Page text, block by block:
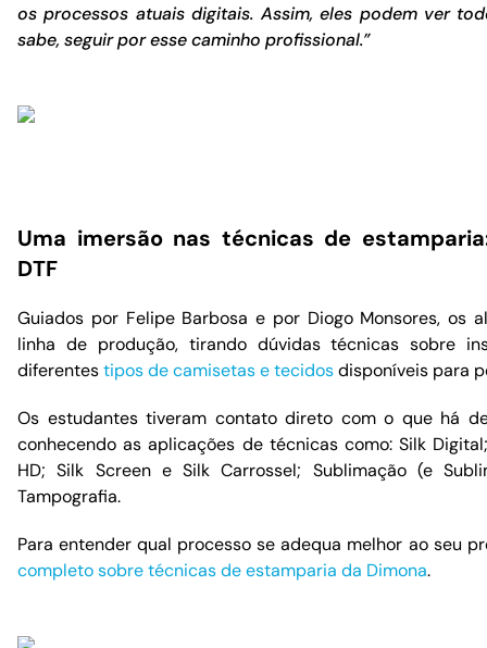
os processos atuais digitais. Assim, eles podem ver
sabe, seguir por esse caminho profissional.”
Uma imersão nas técnicas de
DTF
Guiados por Felipe Barbosa e por Diogo Monsores, os
linha de produção, tirando dúvidas técnicas sobre
diferentestipos de camisetas e tecidosdisponíveis para
Os estudantes tiveram contato direto com o que há
conhecendo as aplicações de técnicas como: Silk
HD; Silk Screen e Silk Carrossel; Sublimação (e
Tampografia.
Para entender qual processo se adequa melhor ao seu
completo sobre técnicas de estamparia da Dimona.